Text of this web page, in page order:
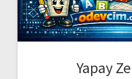
Yapay